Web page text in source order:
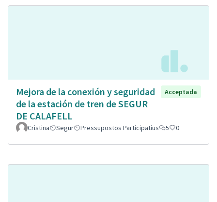
Mejora de la conexión y seguridad
de la estación de tren de SEGUR
DE CALAFELL
Acceptada
Cristina Segur Pressupostos Participatius 5 0